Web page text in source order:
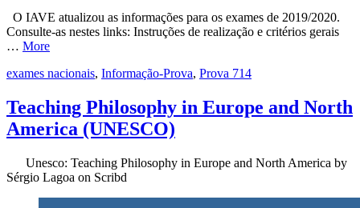
O IAVE atualizou as informações para os exames de 2019/2020.
Consulte-as nestes links: Instruções de realização e critérios gerais
… More
exames nacionais, Informação-Prova, Prova 714
Teaching Philosophy in Europe and North
America (UNESCO)
Unesco: Teaching Philosophy in Europe and North America by
Sérgio Lagoa on Scribd